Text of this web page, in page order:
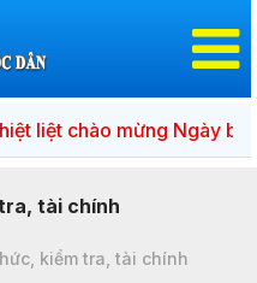
chào mừng Ngày bầu cử
tài chính
kiểm tra, tài chính